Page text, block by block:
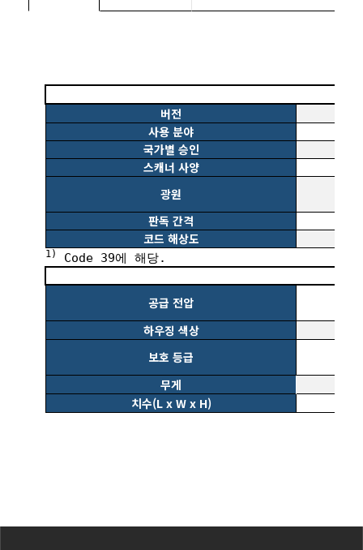
버전
사용 분야
국가별 승인
스캐너 사양
광원
판독 간격
코드 해상도
1) Code 39에 해당.
공급 전압
하우징 색상
보호 등급
무게
치수(L x W x H)